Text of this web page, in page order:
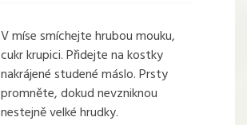
V míse smíchejte hrubou mouku,
cukr krupici. Přidejte na kostky
nakrájené studené máslo. Prsty
promněte, dokud nevzniknou
nestejně velké hrudky.